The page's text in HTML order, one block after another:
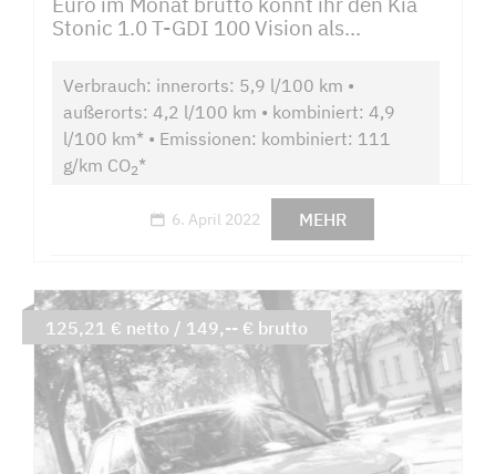
Stonic 1.0 T-GDI 100 Vision als...
Verbrauch: innerorts: 5,9 l/100 km •
außerorts: 4,2 l/100 km • kombiniert: 4,9
l/100 km* • Emissionen: kombiniert: 111
g/km CO2*
6. April 2022 MEHR
125,21 € netto / 149,-- € brutto